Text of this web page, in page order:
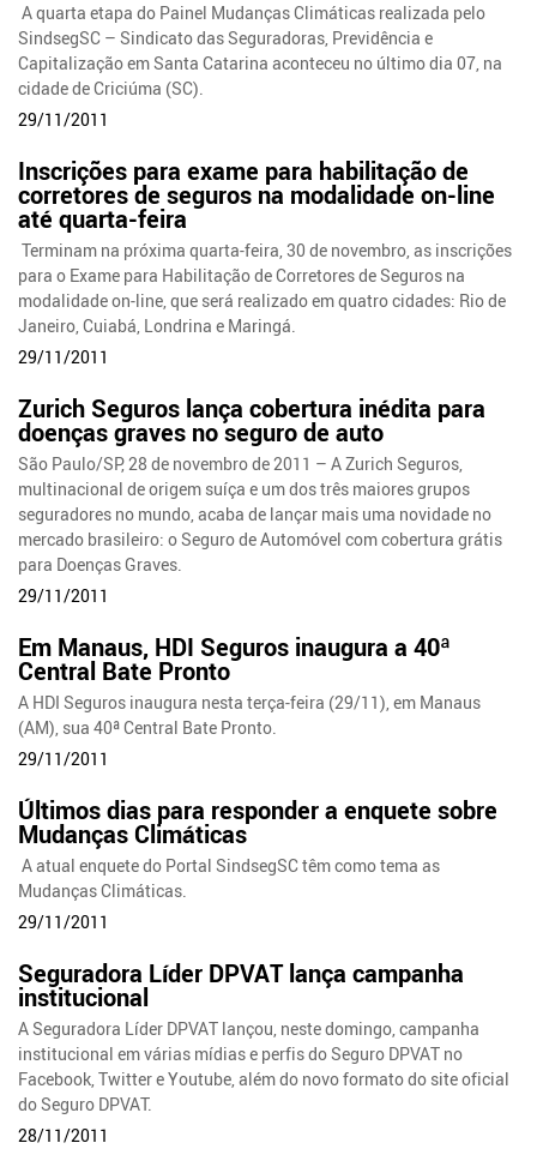
A quarta etapa do Painel Mudanças Climáticas realizada pelo
SindsegSC – Sindicato das Seguradoras, Previdência e
Capitalização em Santa Catarina aconteceu no último dia 07, na
cidade de Criciúma (SC).
29/11/2011
Inscrições para exame para habilitação de
corretores de seguros na modalidade on-line
até quarta-feira
Terminam na próxima quarta-feira, 30 de novembro, as inscrições
para o Exame para Habilitação de Corretores de Seguros na
modalidade on-line, que será realizado em quatro cidades: Rio de
Janeiro, Cuiabá, Londrina e Maringá.
29/11/2011
Zurich Seguros lança cobertura inédita para
doenças graves no seguro de auto
São Paulo/SP, 28 de novembro de 2011 – A Zurich Seguros,
multinacional de origem suíça e um dos três maiores grupos
seguradores no mundo, acaba de lançar mais uma novidade no
mercado brasileiro: o Seguro de Automóvel com cobertura grátis
para Doenças Graves.
29/11/2011
Em Manaus, HDI Seguros inaugura a 40ª
Central Bate Pronto
A HDI Seguros inaugura nesta terça-feira (29/11), em Manaus
(AM), sua 40ª Central Bate Pronto.
29/11/2011
Últimos dias para responder a enquete sobre
Mudanças Climáticas
A atual enquete do Portal SindsegSC têm como tema as
Mudanças Climáticas.
29/11/2011
Seguradora Líder DPVAT lança campanha
institucional
A Seguradora Líder DPVAT lançou, neste domingo, campanha
institucional em várias mídias e perfis do Seguro DPVAT no
Facebook, Twitter e Youtube, além do novo formato do site oficial
do Seguro DPVAT.
28/11/2011